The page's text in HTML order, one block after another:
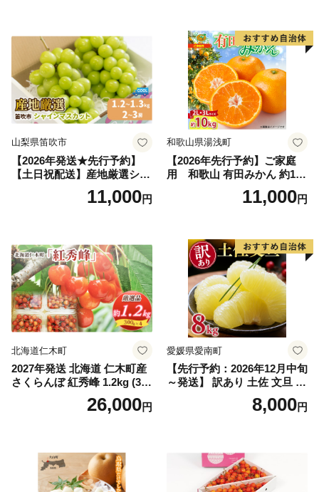
果肉 長野県産 小諸市
山梨県笛吹市
【2026年発送★先行予約】
【土日祝配送】産地厳選シャ
インマスカット1.2kg～1.3kg
（2房～3房）※沖縄・離島配
笛吹市 山梨県 フルーツ 果物
ぶどう 葡萄 大粒 シャインマ
スカット おすすめ シャイン
マスカット 贈答 ギフト 産地
笛吹市 シャインマスカット
笛吹 葡萄 国産 ぶどう 人気
国産 1.2kg 先行｜
11,000円
和歌山県湯浅町
【2026年先行予約】ご家庭
用 和歌山 有田みかん 約10k
g (2L、3Lサイズ)【湯浅町】
11,000円
北海道仁木町
2027年発送 北海道 仁木町産
さくらんぼ 紅秀峰 1.2kg (300
g×4パック) Lサイズ以上 旬
桜桃 産地直送 サクランボ チ
26,000円
愛媛県愛南町
【先行予約：2026年12月中旬
～発送】 訳あり 土佐 文旦 8k
g (Mサイズ以上サイズミック
ス) 8000円 わけあり ぶんた
産 農家直送 期間限定 特産品
サイズミックス くらもとフ
ァーム 愛南町 愛媛県
8,000円